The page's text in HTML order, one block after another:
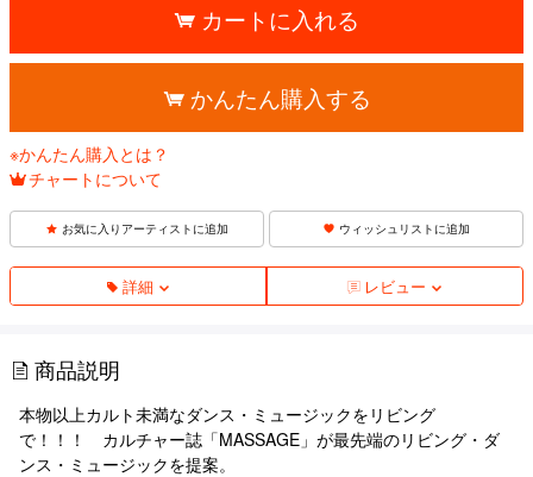
カートに入れる
かんたん購入する
※かんたん購入とは？
チャートについて
お気に入りアーティストに追加 ウィッシュリストに追加
詳細 レビュー
商品説明
本物以上カルト未満なダンス・ミュージックをリビング
で！！！ カルチャー誌「MASSAGE」が最先端のリビング・ダ
ンス・ミュージックを提案。